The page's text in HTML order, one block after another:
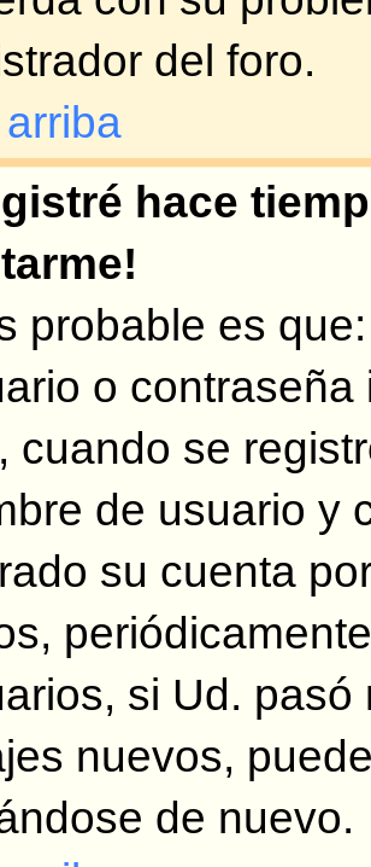
esto se deba a los
por algunos
para trabajar con
no está en la lista!
deber a que el
el paquete de su
creado una traducción
personas se lo
en el sitio Web del
que se encuentra al
una imagen
de imágenes
primera corresponde
con el número de